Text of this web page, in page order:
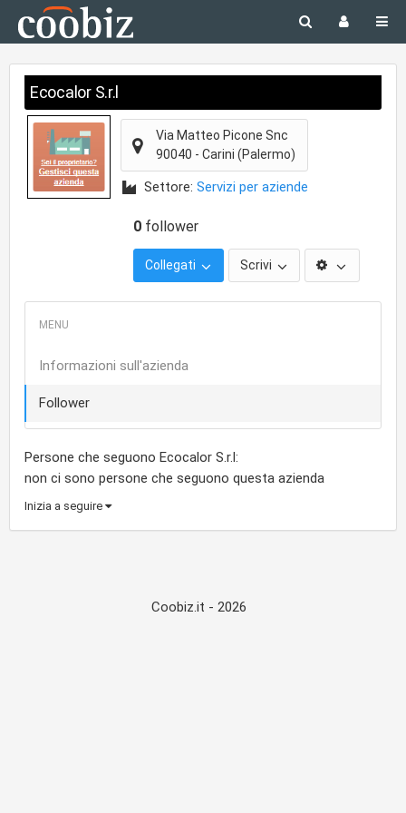
Ecocalor S.r.l
Via Matteo Picone Snc
90040 - Carini (Palermo)
Settore: Servizi per aziende
0 follower
Collegati Scrivi
Informazioni sull'azienda
Follower
Persone che seguono Ecocalor S.r.l:
non ci sono persone che seguono questa azienda
Inizia a seguire
Coobiz.it - 2026